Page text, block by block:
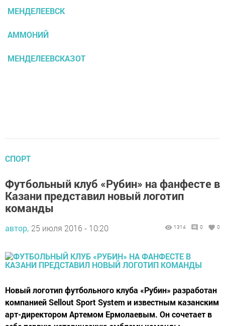
МЕНДЕЛЕЕВСК
АММОНИЙ
МЕНДЕЛЕЕВСКАЗОТ
СПОРТ
Футбольный клуб «Рубин» на фанфесте в
Казани представил новый логотип
команды
автор, 25 июля 2016 - 10:20 1314 0 0
Новый логотип футбольного клуба «Рубин» разработан
компанией Sellout Sport System и известным казанским
арт-директором Артемом Ермолаевым. Он сочетает в